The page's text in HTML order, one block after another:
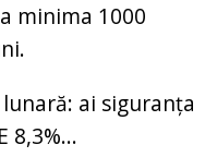
minima 1000
ai siguranța
8,3%...